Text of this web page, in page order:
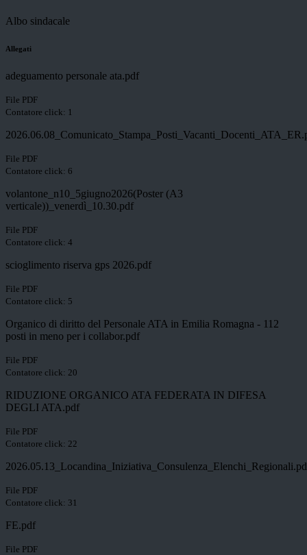
Albo sindacale
Allegati
adeguamento personale ata.pdf
File PDF
Contatore click: 1
File PDF
Contatore click: 6
volantone_n10_5giugno2026(Poster (A3
verticale))_venerdì_10.30.pdf
File PDF
Contatore click: 4
scioglimento riserva gps 2026.pdf
File PDF
Contatore click: 5
Organico di diritto del Personale ATA in Emilia Romagna - 112
posti in meno per i collabor.pdf
File PDF
Contatore click: 20
RIDUZIONE ORGANICO ATA FEDERATA IN DIFESA
DEGLI ATA.pdf
File PDF
Contatore click: 22
File PDF
Contatore click: 31
FE.pdf
File PDF